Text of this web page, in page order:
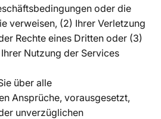
oder die
verweisen, (2) Ihrer Verletzung
Rechte eines Dritten oder (3)
Nutzung der Services
über alle
Ansprüche, vorausgesetzt,
unverzüglichen